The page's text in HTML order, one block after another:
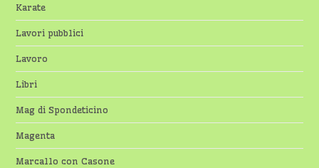
Karate
Lavori pubblici
Lavoro
Libri
Mag di Spondeticino
Magenta
Marcallo con Casone